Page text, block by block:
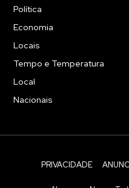
Política
Economia
Locais
Tempo e Temperatura
Local
Nacionais
PRIVACIDADE